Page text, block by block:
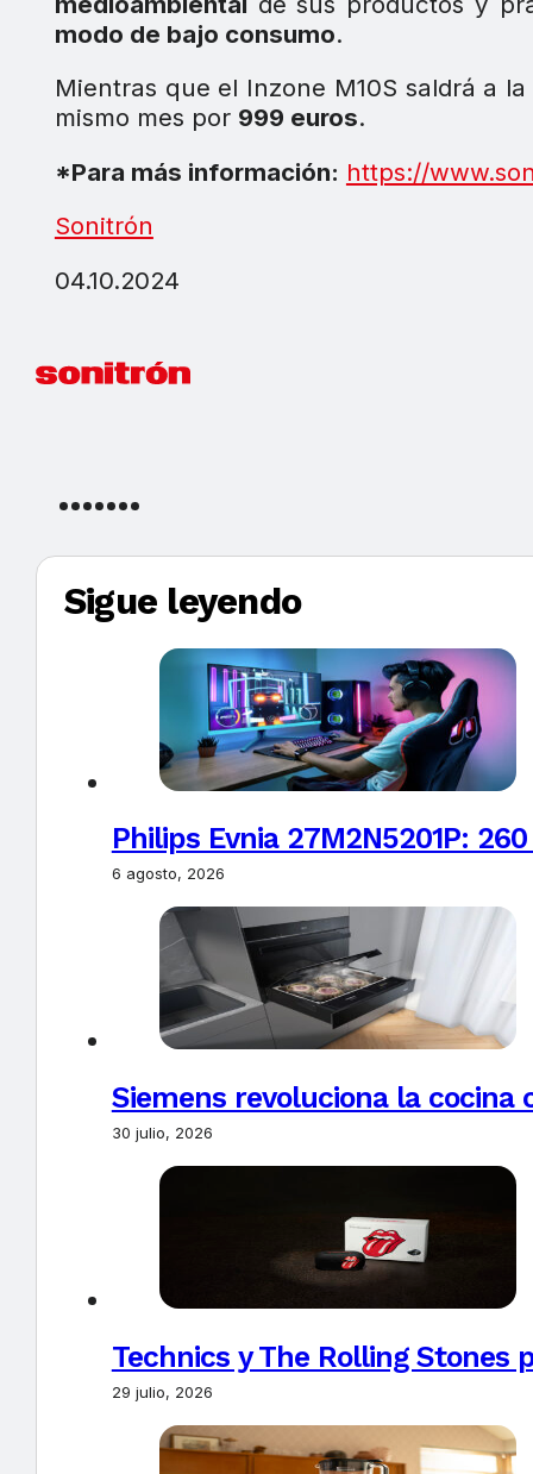
modo de bajo consumo.
Mientras que el Inzone M10S saldrá a
mismo mes por 999 euros.
*Para más información: https://
Sonitrón
04.10.2024
Sigue leyendo
Philips Evnia 27M2N5201P:
6 agosto, 2026
Siemens revoluciona la
30 julio, 2026
Technics y The Rolling Stones
29 julio, 2026